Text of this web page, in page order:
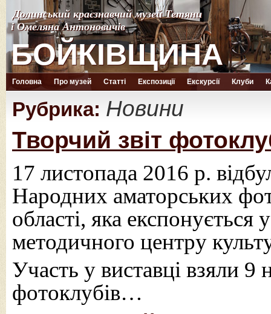
Долинський краєзнавчий музей Тетяни
і Омеляна Антоновичів
БОЙКІВЩИНА
Долинський краєзнавчий музей Тетяни
і Омеляна Антоновичів
БОЙКІВЩИНА
Головна Про музей Статті Експозиції Екскурсії Клуби
Рубрика: Новини
Творчий звіт
17 листопада 2016 р.
Народних аматорських
області, яка
методичного центру
Участь у виставці взяли
фотоклубів…